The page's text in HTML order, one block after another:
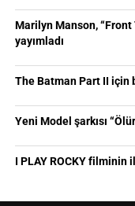
Marilyn Manson,
yayımladı
The Batman Part II için
Yeni Model şarkısı
I PLAY ROCKY filminin